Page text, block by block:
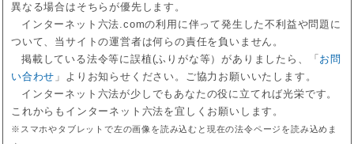
異なる場合はそちらが優先します。
インターネット六法.comの利用に伴って発生した不利益や問題に
ついて、当サイトの運営者は何らの責任を負いません。
掲載している法令等に誤植(ふりがな等）がありましたら、「 お問
い合わせ 」よりお知らせください。ご協力お願いいたします。
インターネット六法が少しでもあなたの役に立てれば光栄です。
これからもインターネット六法を宜しくお願いします。
※スマホやタブレットで左の画像を読み込むと現在の法令ページを読み込めま